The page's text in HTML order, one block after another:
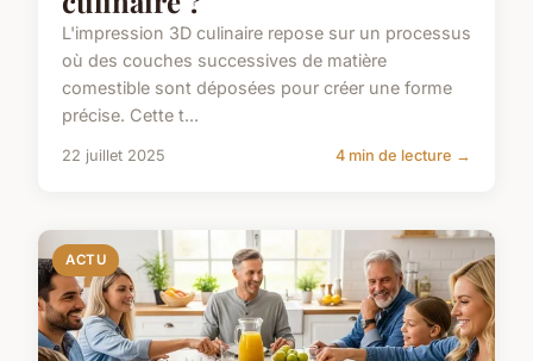
L'impression 3D culinaire repose sur un processus
où des couches successives de matière
comestible sont déposées pour créer une forme
précise. Cette t...
22 juillet 2025 4 min de lecture →
ACTU